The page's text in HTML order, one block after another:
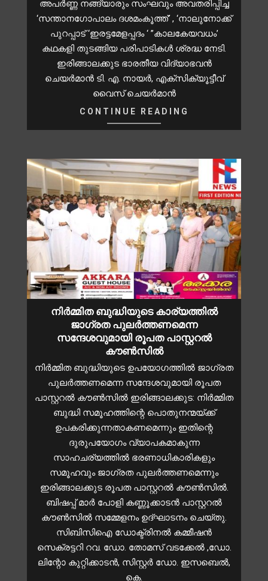
അപർണ്ണ നങ്ങ്യാരും സംഘവും അവതരിപ്പിച്ച
‘സന്താനഗോപാലം ദശമംകൂത്ത്’ , ‘നാലുനോക്ക്
പുറപ്പാട് ‘ഇരട്ടമേളപ്പദം ‘ ”കാലകേയവധം’
കഥകളി തുടങ്ങിയ പരിപാടികൾ ശ്രദ്ധ നേടി.
ഇരിങ്ങാലക്കുട ഭാരതീയ വിദ്യാഭവൻ
ചെയർമാൻ ടി. എ. നായർ, എക്സിക്യൂട്ടീവ്
വൈസ് ചെയർമാൻ
CONTINUE READING
നിർമ്മിത ബുദ്ധിയുടെ കാര്യത്തിൽ
ജാഗ്രത പുലർത്തണമെന്ന
സന്ദേശവുമായി രൂപത പാസ്റ്ററൽ
കൗൺസിൽ
നിര്‍മ്മിത ബുദ്ധിയുടെ ഉപയോഗത്തിൽ ജാഗ്രത
പുലർത്തണമെന്ന സന്ദേശവുമായി രൂപത
പാസ്റ്ററല്‍ കൗണ്‍സില്‍ ഇരിങ്ങാലക്കുട: നിര്‍മ്മിത
ബുദ്ധി സമൂഹത്തിന്റെ പൊതുനന്മയ്ക്ക്
ഉപകരിക്കുന്നതാകണമെന്നും ഇതിന്റെ
ദുരുപയോഗം വ്യാപകമാകുന്ന
സാഹചര്യത്തില്‍ ഭരണാധികാരികളും
സമൂഹവും ജാഗ്രത പുലര്‍ത്തണമെന്നും
ഇരിങ്ങാലക്കുട രൂപത പാസ്റ്ററല്‍ കൗണ്‍സില്‍.
ബിഷപ്പ് മാര്‍ പോളി കണ്ണൂക്കാടന്‍ പാസ്റ്ററല്‍
കൗണ്‍സില്‍ സമ്മേളനം ഉദ്ഘാടനം ചെയ്തു.
സിബിസിഐ ഡോക്ട്രിനല്‍ കമ്മീഷന്‍
സെക്രട്ടറി റവ. ഡോ. തോമസ് വടക്കേല്‍ ,ഡോ.
ലിന്റോ കുറ്റിക്കാടന്‍, സിസ്റ്റര്‍ ഡോ. ഇസബെല്‍,
കെ.